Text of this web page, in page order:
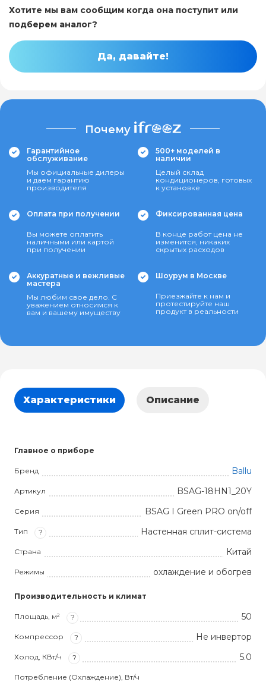
Хотите мы вам сообщим когда она поступит или
подберем аналог?
Да, давайте!
Почему
Гарантийное
обслуживание
Мы официальные дилеры
и даем гарантию
производителя
500+ моделей в
наличии
Целый склад
кондиционеров, готовых
к установке
Оплата при получении
Вы можете оплатить
наличными или картой
при получении
Фиксированная цена
В конце работ цена не
изменится, никаких
скрытых расходов
Аккуратные и вежливые
мастера
Мы любим свое дело. С
уважением относимся к
вам и вашему имуществу
Шоурум в Москве
Приезжайте к нам и
протестируйте наш
продукт в реальности
Характеристики Описание
Главное о приборе
Бренд Ballu
Артикул BSAG-18HN1_20Y
Серия BSAG I Green PRO on/off
Тип ? Настенная сплит-система
Страна Китай
Режимы охлаждение и обогрев
Производительность и климат
Площадь, м² ? 50
Компрессор ? Не инвертор
Холод, КВт/ч ? 5.0
Потребление (Охлаждение), Вт/ч